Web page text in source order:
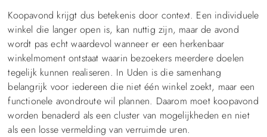
Koopavond krijgt dus betekenis door context. Een individuele
winkel die langer open is, kan nuttig zijn, maar de avond
wordt pas echt waardevol wanneer er een herkenbaar
winkelmoment ontstaat waarin bezoekers meerdere doelen
tegelijk kunnen realiseren. In Uden is die samenhang
belangrijk voor iedereen die niet één winkel zoekt, maar een
functionele avondroute wil plannen. Daarom moet koopavond
worden benaderd als een cluster van mogelijkheden en niet
als een losse vermelding van verruimde uren.